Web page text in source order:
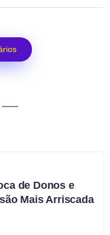
de Donos e
Mais Arriscada